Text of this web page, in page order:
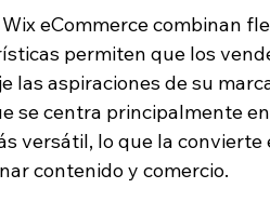
eCommerce combinan
permiten que los
las aspiraciones de su
se centra principalmente
versátil, lo que la
contenido y comercio.